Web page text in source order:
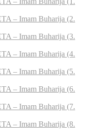
– Imam Buharija (2.
– Imam Buharija (3.
– Imam Buharija (4.
– Imam Buharija (5.
– Imam Buharija (6.
– Imam Buharija (7.
– Imam Buharija (8.